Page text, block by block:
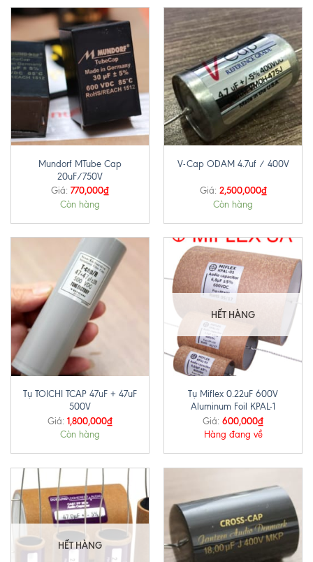
Mundorf MTube Cap
20uF/750V
Giá: 770,000₫
Còn hàng
V-Cap ODAM 4.7uf / 400V
Giá: 2,500,000₫
Còn hàng
Tụ TOICHI TCAP 47uF + 47uF
500V
Giá: 1,800,000₫
Còn hàng
HẾT HÀNG
Tụ Miflex 0.22uF 600V
Aluminum Foil KPAL-1
Giá: 600,000₫
Hàng đang về
HẾT HÀNG